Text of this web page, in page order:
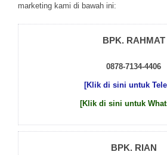
mаrkеtіng kаmі dі bаwаh іnі:
BPK. RAHMAT
0878-7134-4406
[Klik di sini untuk
[Klik di sini untuk
BPK. RIAN